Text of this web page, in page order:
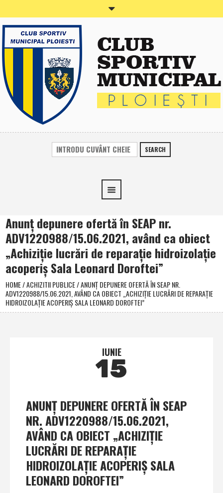
SEARCH
Anunţ depunere ofertă în SEAP nr.
ADV1220988/15.06.2021, având ca obiect
„Achiziţie lucrări de reparaţie hidroizolaţie
acoperiş Sala Leonard Doroftei”
HOME/ACHIZITII PUBLICE/ANUNŢ DEPUNERE OFERTĂ ÎN SEAP NR.
ADV1220988/15.06.2021, AVÂND CA OBIECT „ACHIZIŢIE LUCRĂRI DE REPARAŢIE
HIDROIZOLAŢIE ACOPERIŞ SALA LEONARD DOROFTEI”
IUNIE
15
ANUNŢ DEPUNERE OFERTĂ ÎN SEAP
NR. ADV1220988/15.06.2021,
AVÂND CA OBIECT „ACHIZIŢIE
LUCRĂRI DE REPARAŢIE
HIDROIZOLAŢIE ACOPERIŞ SALA
LEONARD DOROFTEI”